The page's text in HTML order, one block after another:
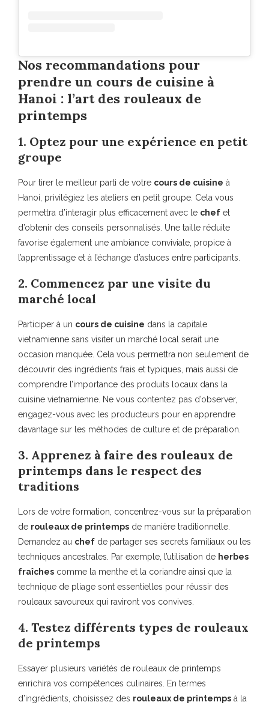
Nos recommandations pour
prendre un cours de cuisine à
Hanoi : l’art des rouleaux de
printemps
1. Optez pour une expérience en petit
groupe
Pour tirer le meilleur parti de votre cours de cuisine à
Hanoi, privilégiez les ateliers en petit groupe. Cela vous
permettra d’interagir plus efficacement avec le chef et
d’obtenir des conseils personnalisés. Une taille réduite
favorise également une ambiance conviviale, propice à
l’apprentissage et à l’échange d’astuces entre participants.
2. Commencez par une visite du
marché local
Participer à un cours de cuisine dans la capitale
vietnamienne sans visiter un marché local serait une
occasion manquée. Cela vous permettra non seulement de
découvrir des ingrédients frais et typiques, mais aussi de
comprendre l’importance des produits locaux dans la
cuisine vietnamienne. Ne vous contentez pas d’observer,
engagez-vous avec les producteurs pour en apprendre
davantage sur les méthodes de culture et de préparation.
3. Apprenez à faire des rouleaux de
printemps dans le respect des
traditions
Lors de votre formation, concentrez-vous sur la préparation
de rouleaux de printemps de manière traditionnelle.
Demandez au chef de partager ses secrets familiaux ou les
techniques ancestrales. Par exemple, l’utilisation de herbes
fraîches comme la menthe et la coriandre ainsi que la
technique de pliage sont essentielles pour réussir des
rouleaux savoureux qui raviront vos convives.
4. Testez différents types de rouleaux
de printemps
Essayer plusieurs variétés de rouleaux de printemps
enrichira vos compétences culinaires. En termes
d’ingrédients, choisissez des rouleaux de printemps à la